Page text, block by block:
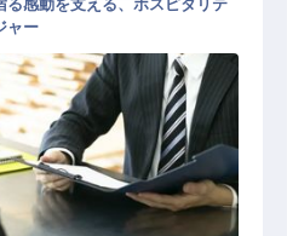
る感動を支える、ホスピタリテ
ャー